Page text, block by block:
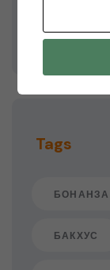
Tags
БОНАНЗА
БАКХУС